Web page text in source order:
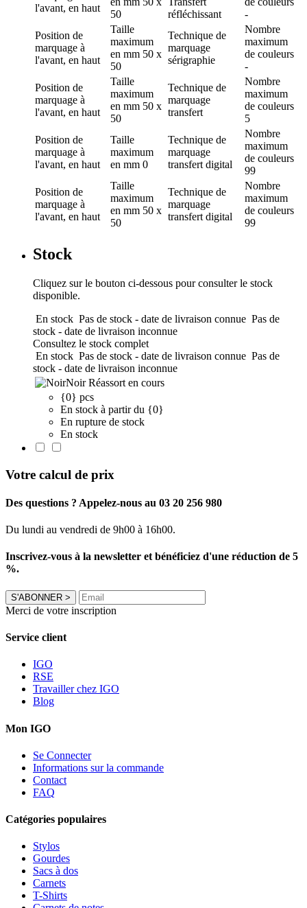
l'avant, en haut
50
réfléchissant
-
Position de
marquage à
l'avant, en haut
Taille
maximum
en mm 50 x
50
Technique de
marquage
sérigraphie
Nombre
maximum
de couleurs
-
Position de
marquage à
l'avant, en haut
Taille
maximum
en mm 50 x
50
Technique de
marquage
transfert
Nombre
maximum
de couleurs
5
Position de
marquage à
l'avant, en haut
Taille
maximum
en mm 0
Technique de
marquage
transfert digital
Nombre
maximum
de couleurs
99
Position de
marquage à
l'avant, en haut
Taille
maximum
en mm 50 x
50
Technique de
marquage
transfert digital
Nombre
maximum
de couleurs
99
Stock
Cliquez sur le bouton ci-dessous pour consulter le stock
disponible.
En stock Pas de stock - date de livraison connue Pas de
stock - date de livraison inconnue
Consultez le stock complet
En stock Pas de stock - date de livraison connue Pas de
stock - date de livraison inconnue
Noir Réassort en cours
{0} pcs
En stock à partir du {0}
En rupture de stock
En stock
Votre calcul de prix
Des questions ? Appelez-nous au 03 20 256 980
Du lundi au vendredi de 9h00 à 16h00.
Inscrivez-vous à la newsletter et bénéficiez d'une réduction de 5
%.
S'ABONNER >
Merci de votre inscription
Service client
IGO
RSE
Travailler chez IGO
Blog
Mon IGO
Se Connecter
Informations sur la commande
Contact
FAQ
Catégories populaires
Stylos
Gourdes
Sacs à dos
Carnets
T-Shirts